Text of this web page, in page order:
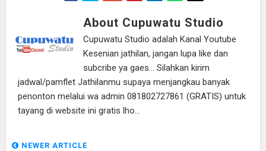
About Cupuwatu Studio
Cupuwatu Studio adalah Kanal Youtube
Kesenian jathilan, jangan lupa like dan
subcribe ya gaes... Silahkan kirim
jadwal/pamflet Jathilanmu supaya menjangkau banyak
penonton melalui wa admin 081802727861 (GRATIS) untuk
tayang di website ini gratis lho...
NEWER ARTICLE